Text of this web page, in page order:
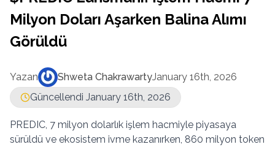
Milyon Doları Aşarken Balina Alımı
Görüldü
Yazan Shweta ChakrawartyJanuary 16th, 2026
Güncellendi January 16th, 2026
PREDIC, 7 milyon dolarlık işlem hacmiyle piyasaya
sürüldü ve ekosistem ivme kazanırken, 860 milyon token